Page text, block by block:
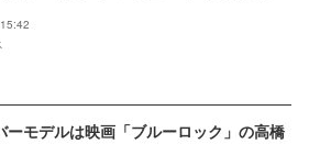
ーモデルは映画「ブルーロック」の高橋